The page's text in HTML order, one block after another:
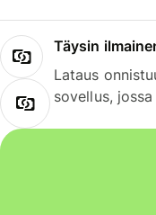
Täysin
Lataus
sovellus,